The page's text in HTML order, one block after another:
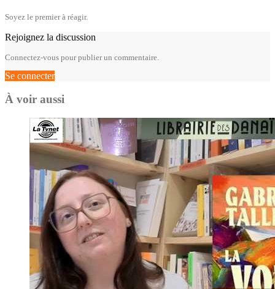
Soyez le premier à réagir.
Rejoignez la discussion
Connectez-vous pour publier un commentaire.
Se connecter
À voir aussi